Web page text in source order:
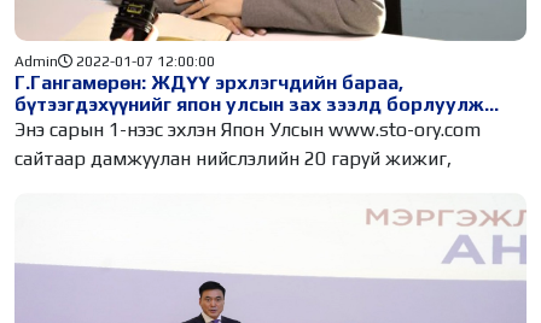
Г.Гангамөрөн: ЖДҮҮ эрхлэгчдийн бараа,
бүтээгдэхүүнийг япон улсын зах зээлд борлуулж
эхэллээ
Admin 2022-01-07 12:00:00
Энэ сарын 1-нээс эхлэн Япон Улсын www.sto-ory.com
сайтаар дамжуулан нийслэлийн 20 гаруй жижиг,